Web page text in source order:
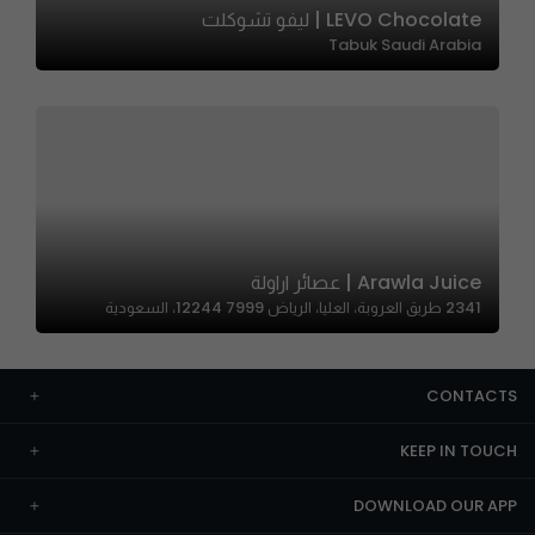
LEVO Chocolate | ليفو تشوكلت
Tabuk Saudi Arabia
Arawla Juice | عصائر اراولة
2341 طريق العروبة، العليا، الرياض 12244 7999، السعودية
CONTACTS
KEEP IN TOUCH
DOWNLOAD OUR APP